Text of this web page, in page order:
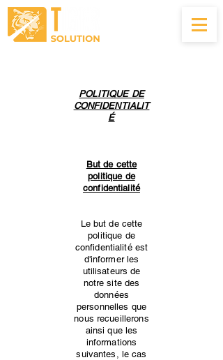
POLITIQUE DE
CONFIDENTIALIT
É
But de cette
politique de
confidentialité
Le but de cette
politique de
confidentialité est
d'informer les
utilisateurs de
notre site des
données
personnelles que
nous recueillerons
ainsi que les
informations
suivantes, le cas